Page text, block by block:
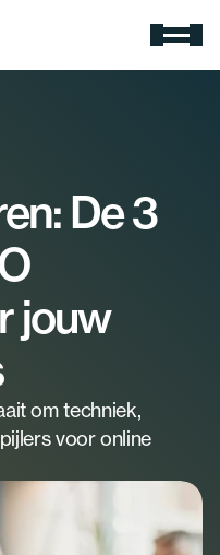
De 3
jouw
om techniek,
voor online